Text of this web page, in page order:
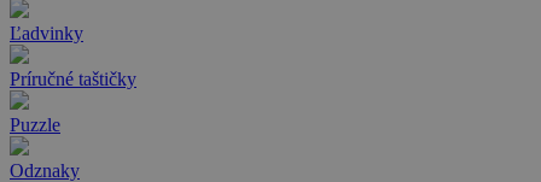
Ľadvinky
Príručné taštičky
Puzzle
Odznaky